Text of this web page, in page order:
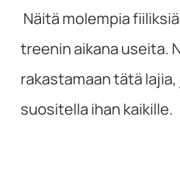
Näitä molempia
treenin aikana useita.
rakastamaan tätä
suositella ihan kaikille.